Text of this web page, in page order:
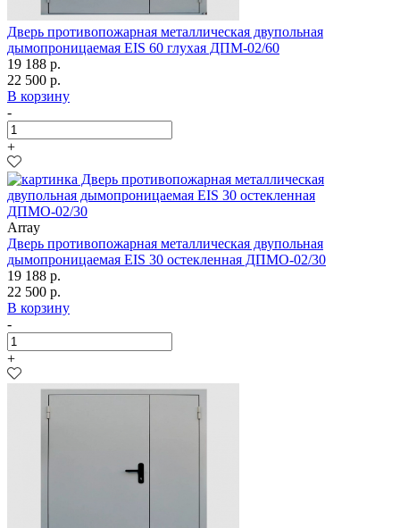
Дверь противопожарная металлическая двупольная
дымопроницаемая EIS 60 глухая ДПМ-02/60
19 188 р.
22 500 р.
В корзину
-
+
Array
Дверь противопожарная металлическая двупольная
дымопроницаемая EIS 30 остекленная ДПМО-02/30
19 188 р.
22 500 р.
В корзину
-
+